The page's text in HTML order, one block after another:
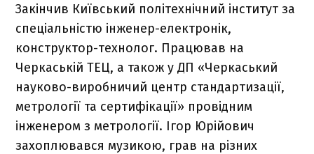
Закінчив Київський політехнічний інститут за
спеціальністю інженер-електронік,
конструктор-технолог. Працював на
Черкаській ТЕЦ, а також у ДП «Черкаський
науково-виробничий центр стандартизації,
метрології та сертифікації» провідним
інженером з метрології. Ігор Юрійович
захоплювався музикою, грав на різних